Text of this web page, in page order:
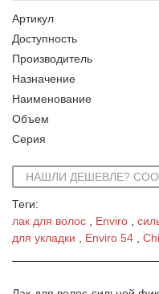
Артикул
Доступность
Производитель
Назначение
Наименование
Объем
Серия
НАШЛИ ДЕШЕВЛЕ?
Теги:
лак для волос
Enviro
для укладки
Enviro 54